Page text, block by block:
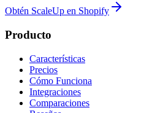
Obtén ScaleUp en Shopify
Producto
Características
Precios
Cómo Funciona
Integraciones
Comparaciones